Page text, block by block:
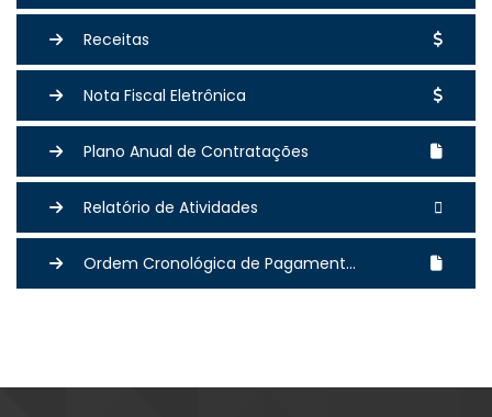
Receitas
Nota Fiscal Eletrônica
Plano Anual de Contratações
Relatório de Atividades
Ordem Cronológica de Pagament...